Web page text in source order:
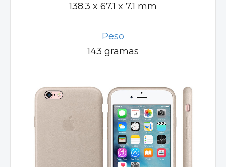
138.3 x 67.1 x 7.1 mm
Peso
143 gramas